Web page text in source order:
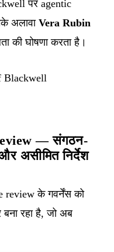
पर agentic
अलावा Vera Rubin
की घोषणा करता है।
Blackwell
— संगठन-
असीमित निर्देश
के गवर्नेंस को
रहा है, जो अब